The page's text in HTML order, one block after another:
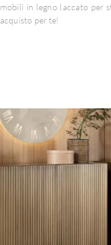
mobili in legno laccato per
acquisto per te!